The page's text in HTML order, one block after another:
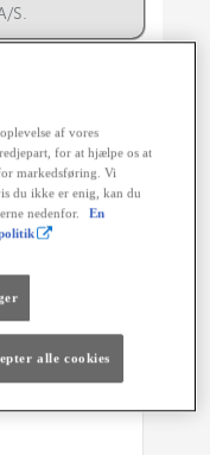
S.
af vores
for at hjælpe os at
markedsføring. Vi
du ikke er enig, kan du
nedenfor.
En
alle cookies